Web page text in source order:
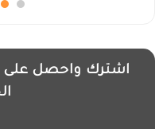
اشترك واحصل على